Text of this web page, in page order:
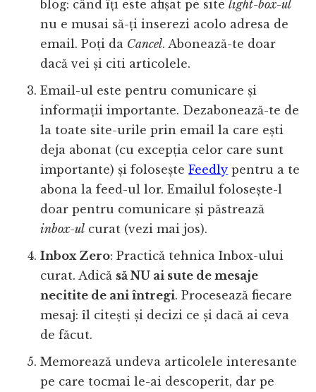
blog: când îți este afișat pe sitelight-box-ul
nu e musai să-ți inserezi acolo adresa de
email. Poți da Cancel. Abonează-te doar
dacă vei și citi articolele.
Email-ul este pentru comunicare și
informații importante. Dezabonează-te de
la toate site-urile prin email la care ești
deja abonat (cu excepția celor care sunt
importante) și foloseșteFeedly pentru a te
abona la feed-ul lor. Emailul folosește-l
doar pentru comunicare și păstrează
inbox-ul curat (vezi mai jos).
Inbox Zero: Practică tehnica Inbox-ului
curat. Adică să NU ai sute de mesaje
necitite de ani întregi. Procesează fiecare
mesaj: îl citești și decizi ce și dacă ai ceva
de făcut.
Memorează undeva articolele interesante
pe care tocmai le-ai descoperit, dar pe